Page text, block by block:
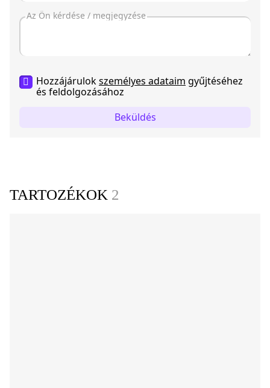
Hozzájárulokszemélyes adataim gyűjtéséhez
és feldolgozásához
Beküldés
TARTOZÉKOK 2